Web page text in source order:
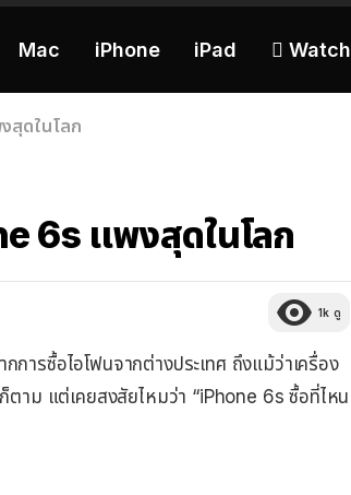
Mac iPhone iPad  Watch
สุดในโลก
6s แพงสุดในโลก
1k ดู
ารซื้อไอโฟนจากต่างประเทศ ถึงแม้ว่าเครื่อง
าม แต่เคยสงสัยไหมว่า “iPhone 6s ซื้อที่ไหน